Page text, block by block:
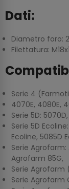
Dati:
Diametro foro:
Filettatura:
Serie 4
4070E, 4080E,
Serie 5D:
Serie 5D
Ecoline, 5085D
Serie
Agrofarm 85G,
Serie Agrofarm
Serie Agrofarm